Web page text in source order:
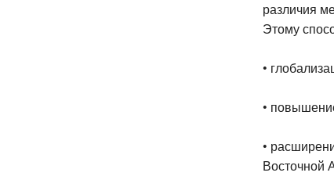
различия
Этому
•
•
•
Восточной